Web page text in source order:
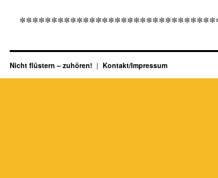
Nicht flüstern – zuhören! Kontakt/Impressum